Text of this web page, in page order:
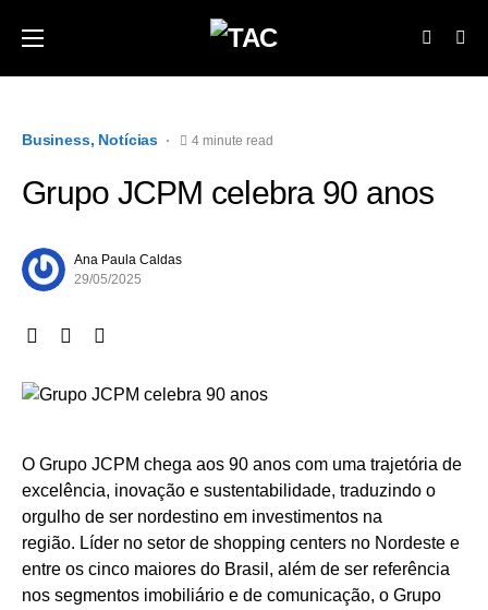
Business Notícias 4 minute read
Grupo JCPM celebra 90 anos
Ana Paula Caldas
29/05/2025
O Grupo JCPM chega aos 90 anos com uma trajetória de
excelência, inovação e sustentabilidade, traduzindo o
orgulho de ser nordestino em investimentos na
região. Líder no setor de shopping centers no Nordeste e
entre os cinco maiores do Brasil, além de ser referência
nos segmentos imobiliário e de comunicação, o Grupo